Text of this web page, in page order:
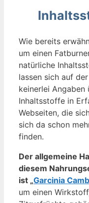
Wie bereits
um einen
natürliche
lassen sich auf
keinerlei Angaben
Inhaltsstoffe in
Webseiten, die
sich da schon
finden.
Der allgemeine
diesem
ist „Garcinia
um einen